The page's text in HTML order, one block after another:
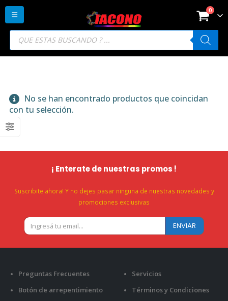
Búsqueda
productos
0
No se han encontrado productos que coincidan
con tu selección.
¡ Enterate de nuestras promos !
Suscribite ahora! Y no dejes pasar ninguna de nuestras novedades y
promociones exclusivas
Preguntas Frecuentes
Botón de arrepentimiento
Servicios
Términos y Condiciones